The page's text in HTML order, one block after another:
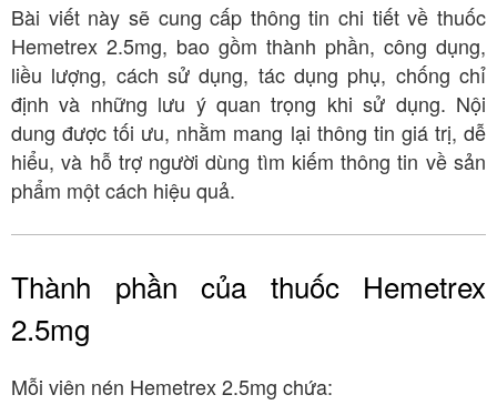
Bài viết này sẽ cung cấp thông tin chi tiết về thuốc
Hemetrex 2.5mg, bao gồm thành phần, công dụng,
liều lượng, cách sử dụng, tác dụng phụ, chống chỉ
định và những lưu ý quan trọng khi sử dụng. Nội
dung được tối ưu, nhằm mang lại thông tin giá trị, dễ
hiểu, và hỗ trợ người dùng tìm kiếm thông tin về sản
phẩm một cách hiệu quả.
Thành phần của thuốc Hemetrex
2.5mg
Mỗi viên nén Hemetrex 2.5mg chứa: